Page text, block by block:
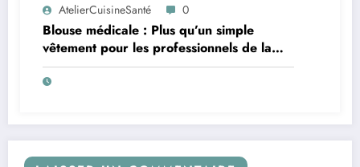
AtelierCuisineSanté 0
Blouse médicale : Plus qu’un simple
vêtement pour les professionnels de la
santé